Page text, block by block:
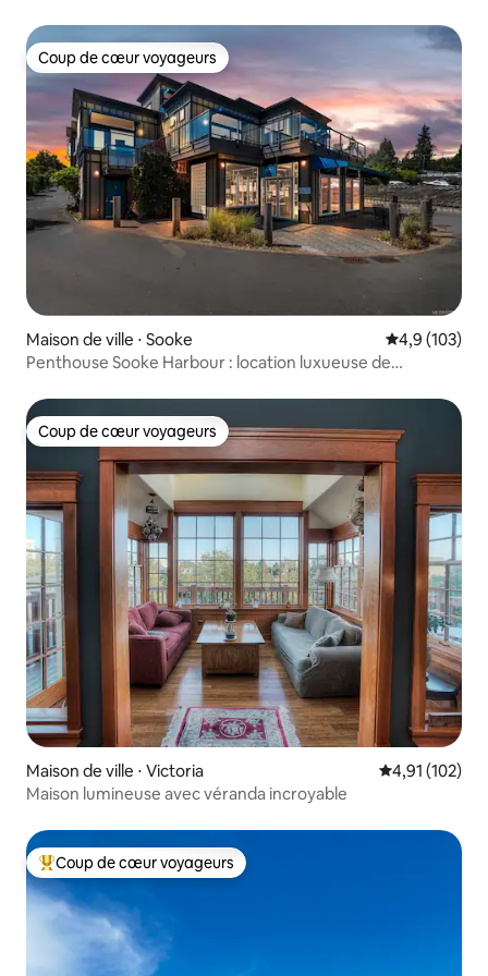
Coup de cœur voyageurs
Coup de cœur voyageurs
Maison de ville ⋅ Sooke Évaluation
4,9 (103)
Penthouse Sooke Harbour : location luxueuse de
Coup de cœur voyageurs
Coup de cœur voyageurs
Maison de ville ⋅ Victoria Évaluation
4,91 (102)
Maison lumineuse avec véranda incroyable
Coups de cœur voyageurs les plus appréciés
Coup de cœur voyageurs